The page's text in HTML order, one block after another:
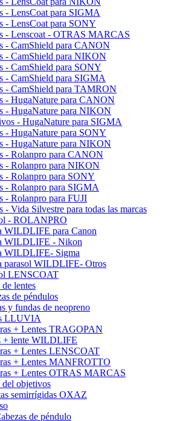
- LensCoat para SIGMA
- LensCoat para SONY
- Lenscoat - OTRAS MARCAS
- CamShield para CANON
- CamShield para NIKON
- CamShield para SONY
- CamShield para SIGMA
- CamShield para TAMRON
- HugaNature para CANON
- HugaNature para NIKON
- HugaNature para SIGMA
- HugaNature para SONY
- HugaNature para NIKON
- Rolanpro para CANON
- Rolanpro para NIKON
- Rolanpro para SONY
- Rolanpro para SIGMA
- Rolanpro para FUJI
- Vida Silvestre para todas las marcas
- ROLANPRO
WILDLIFE para Canon
WILDLIFE - Nikon
WILDLIFE- Sigma
parasol WILDLIFE- Otros
LENSCOAT
de lentes
de péndulos
y fundas de neopreno
LLUVIA
+ Lentes TRAGOPAN
+ lente WILDLIFE
+ Lentes LENSCOAT
+ Lentes MANFROTTO
+ Lentes OTRAS MARCAS
del objetivos
semirrígidas OXAZ
de péndulo